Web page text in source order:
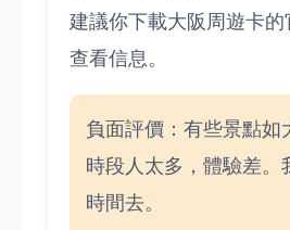
建議你下載大阪周遊卡
查看信息。
負面評價：有些景點如
時段人太多，體驗差。
時間去。